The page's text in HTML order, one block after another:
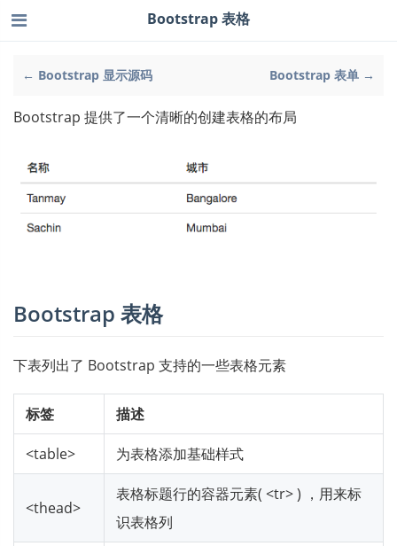
← Bootstrap 显示源码 Bootstrap 表单 →
Bootstrap 表格
Bootstrap 提供了一个清晰的创建表格的布局
Bootstrap 表格
下表列出了 Bootstrap 支持的一些表格元素
标签 描述
<table> 为表格添加基础样式
<thead>
表格标题行的容器元素( <tr> ) ，用来标
识表格列